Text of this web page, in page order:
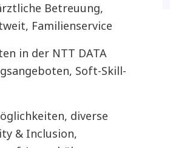
Betreuung,
Familienservice
in der NTT DATA
Soft-Skill-
diverse
& Inclusion,